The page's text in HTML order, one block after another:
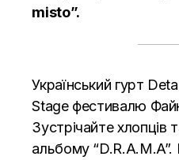
misto”.
Український гурт
Stage фестивалю
Зустрічайте хлопців
альбому